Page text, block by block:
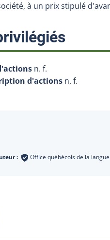
à un prix stipulé
:
n. f.
d'actions n. f.
: Office québécois de la